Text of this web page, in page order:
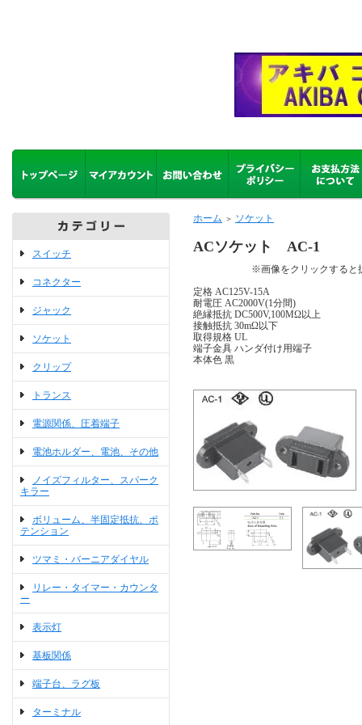
スイッチ
コネクター
ジャック
ソケット
クリップ
トランス
電源関係、圧着端子
電池ホルダー、電池、その他
ノイズフィルター、スパーク
キラー
ボリューム、半固定抵抗、ポ
テンション
ツマミ・バーニアダイヤル
リレー・タイマー・カウンタ
ー
表示灯
基板関係
端子台、ラグ板
ターミナル
ホーム ＞ ソケット
ACソケット AC-1
※画像をクリックすると拡
定格 AC125V-15A
耐電圧 AC2000V(1分間)
絶縁抵抗 DC500V,100MΩ以上
接触抵抗 30mΩ以下
取得規格 UL
端子金具 ハンダ付け用端子
本体色 黒